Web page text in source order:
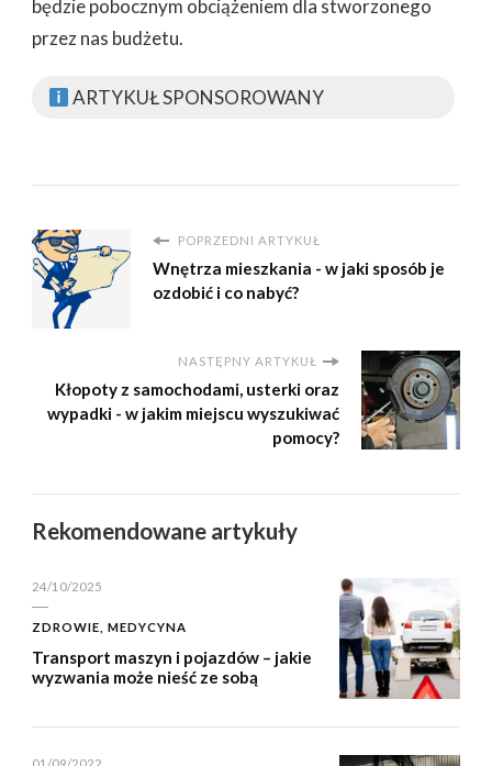
będzie pobocznym obciążeniem dla stworzonego
przez nas budżetu.
ARTYKUŁ SPONSOROWANY
POPRZEDNI ARTYKUŁ
Wnętrza mieszkania - w jaki sposób je
ozdobić i co nabyć?
NASTĘPNY ARTYKUŁ
Kłopoty z samochodami, usterki oraz
wypadki - w jakim miejscu wyszukiwać
pomocy?
Rekomendowane artykuły
24/10/2025
ZDROWIE, MEDYCYNA
Transport maszyn i pojazdów – jakie
wyzwania może nieść ze sobą